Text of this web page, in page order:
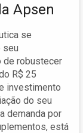
Apsen
se
seu
de robustecer
R$ 25
investimento
do seu
demanda por
está